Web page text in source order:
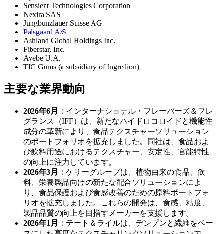
Sensient Technologies Corporation
Nexira SAS
Jungbunzlauer Suisse AG
Palsgaard A/S
Ashland Global Holdings Inc.
Fiberstar, Inc.
Avebe U.A.
TIC Gums (a subsidiary of Ingredion)
主要な業界動向
2026年6月： インターナショナル・フレーバーズ＆フレ
グランス（IFF）は、新たなハイドロコロイドと機能性
成分の革新により、食品テクスチャーソリューション
のポートフォリオを拡充しました。同社は、食品およ
び飲料用途におけるテクスチャー、安定性、官能特性
の向上に注力しています。
2026年3月： ケリーグループは、植物由来の食品、飲
料、栄養製品向けの新たな配合ソリューションによ
り、食品保護および食感改善のための原料ポートフォ
リオを拡充しました。これらの開発は、食感、粘度、
製品品質の向上を目指すメーカーを支援します。
2026年1月： テート＆ライルは、デンプンと繊維をベー